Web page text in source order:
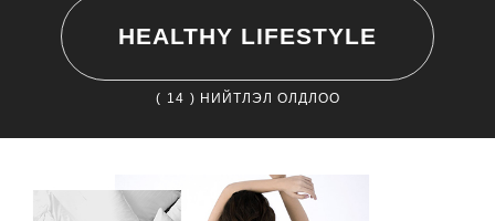
HEALTHY LIFESTYLE
( 14 ) НИЙТЛЭЛ ОЛДЛОО